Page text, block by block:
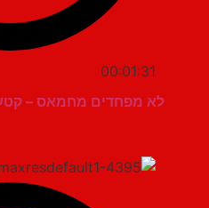
00:01:31
לא מפחדים מחמאס – קטע חדש!